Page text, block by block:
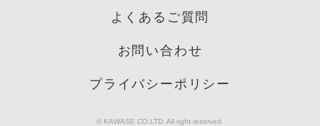
よくあるご質問
お問い合わせ
プライバシーポリシー
© KAWASE CO.LTD. All right reserved.